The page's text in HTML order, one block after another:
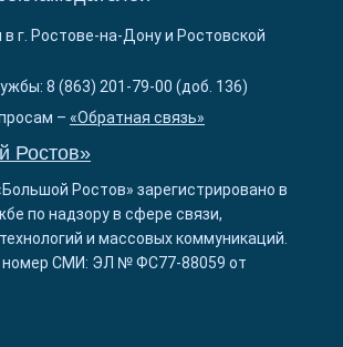
г. Ростове-на-Дону и Ростовской
8 (863) 201-79-00 (доб. 136)
– «Обратная связь»
Ростов»
Ростов» зарегистрировано в
по надзору в сфере связи,
и массовых коммуникаций.
номер СМИ: ЭЛ № ФС77-88059 от